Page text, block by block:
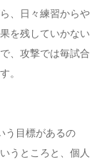
、日々練習からや
を残していかない
、攻撃では毎試合
。
う目標があるの
うところと、個人